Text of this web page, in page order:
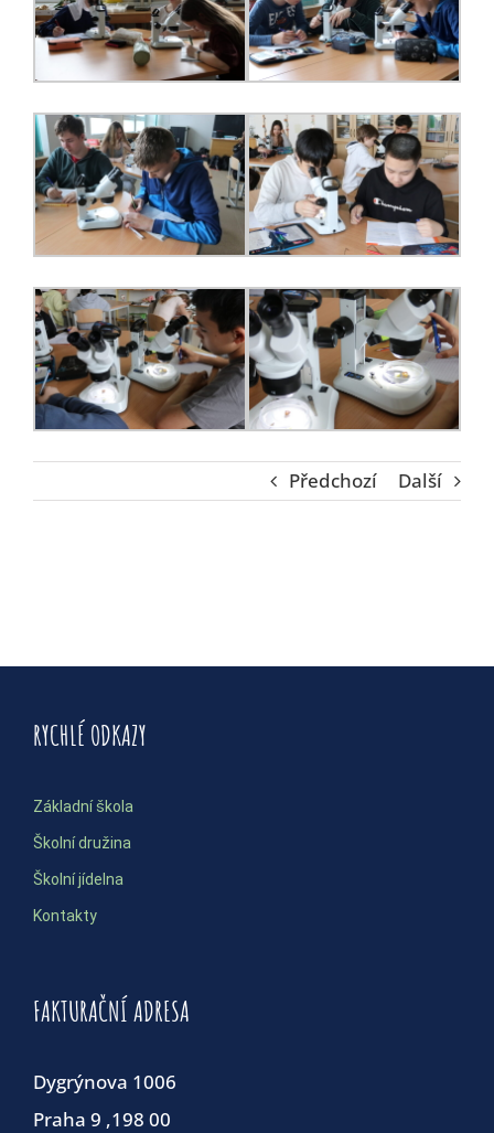
Předchozí Další
RYCHLÉ ODKAZY
Základní škola
Školní družina
Školní jídelna
Kontakty
FAKTURAČNÍ ADRESA
Dygrýnova 1006
Praha 9 ,198 00